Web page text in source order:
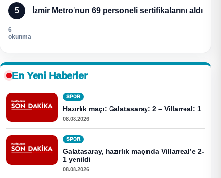
5 İzmir Metro’nun 69 personeli sertifikalarını aldı
6
okunma
En Yeni Haberler
SPOR
Hazırlık maçı: Galatasaray: 2 – Villarreal: 1
08.08.2026
SPOR
Galatasaray, hazırlık maçında Villarreal’e 2-
1 yenildi
08.08.2026